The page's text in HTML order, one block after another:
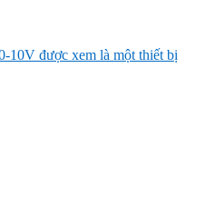
10V được xem là một thiết bị